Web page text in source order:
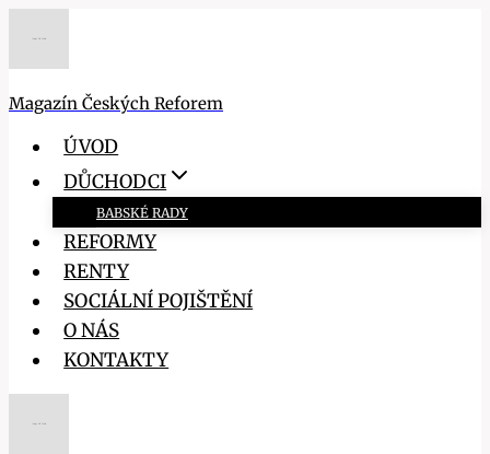
Magazín Českých Reforem
ÚVOD
DŮCHODCI
BABSKÉ RADY
REFORMY
RENTY
SOCIÁLNÍ POJIŠTĚNÍ
O NÁS
KONTAKTY